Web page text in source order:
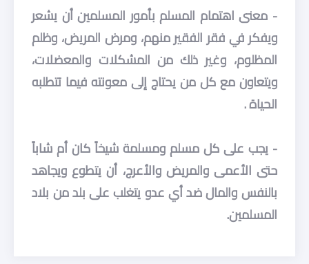
- معنى اهتمام المسلم بأمور المسلمين أن يشعر
ويفكر في فقر الفقير منهم، ومرض المريض، وظلم
المظلوم، وغير ذلك من المشكلات والمعضلات،
ويتعاون مع كل من يحتاج إلى معونته فيما تتطلبه
الحياة .
- يجب على كل مسلم ومسلمة شيخاً كان أم شاباً
حتى الأعمى والمريض والأعرج، أن يتطوع ويجاهد
بالنفس والمال ضد أي عدو يتغلب على بلد من بلاد
المسلمين.